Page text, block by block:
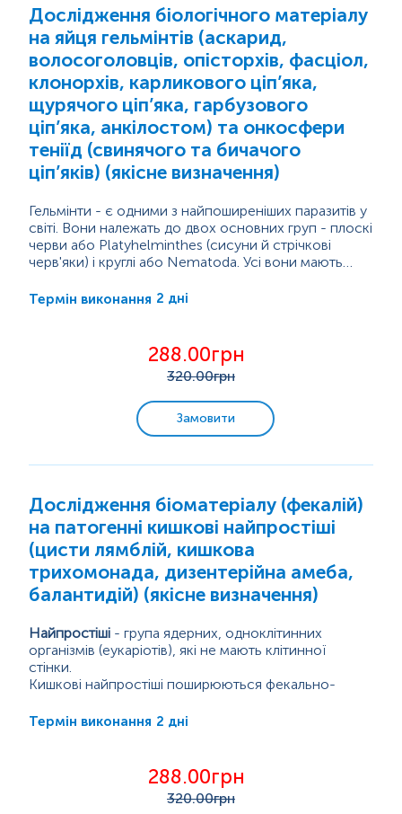
Імунологічні дослідження
Алергологічні дослідження
Маркери аутоімунних захворювань
Онкомаркери
Мікробіологічна експрес-діагностика
Цитологічні дослідження
Мікроелементи та важкі метали
Дослідження біологічного матеріалу
на яйця гельмінтів (аскарид,
волосоголовців, опісторхів, фасціол,
клонорхів, карликового ціп’яка,
щурячого ціп’яка, гарбузового
ціп’яка, анкілостом) та онкосфери
теніїд (свинячого та бичачого
ціп’яків) (якісне визначення)
Гельмінти - є одними з найпоширеніших паразитів у
світі. Вони належать до двох основних груп - плоскі
черви або Platyhelminthes (сисуни й стрічкові
черв'яки) і круглі або Nematoda. Усі вони мають
більше 1 метра. Більшість паразитів під час свого
захисній оболонці для виживання), зріла форма.
Яйця гельмінтів зазвичай стійкі до несприятливих...
Термін виконання 2 дні
288.00грн
320.00грн
Замовити
Дослідження біоматеріалу (фекалій)
на патогенні кишкові найпростіші
(цисти лямблій, кишкова
трихомонада, дизентерійна амеба,
балантидій) (якісне визначення)
Найпростіші - група ядерних, одноклітинних
організмів (еукаріотів), які не мають клітинної
стінки.
Кишкові найпростіші поширюються фекально-
води або через забруднені руки. Інфікування
недостатній доступ до чистої питної води,
відсутність санітарії навколишнього середовища й
несприятливі соціально-економічні умови.
Термін виконання 2 дні
288.00грн
320.00грн